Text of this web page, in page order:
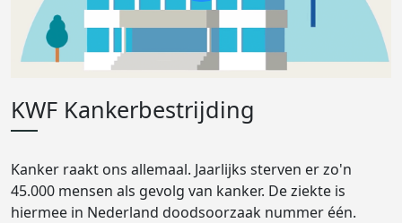
KWF Kankerbestrijding
Kanker raakt ons allemaal. Jaarlijks sterven er zo'n
45.000 mensen als gevolg van kanker. De ziekte is
hiermee in Nederland doodsoorzaak nummer één.